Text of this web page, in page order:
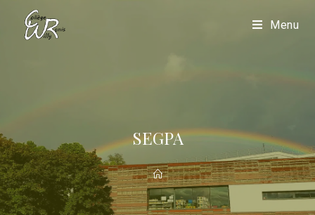
Menu
SEGPA